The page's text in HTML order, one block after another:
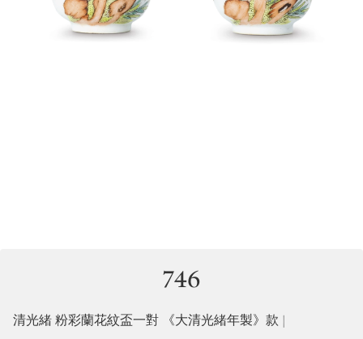
746
清光緒 粉彩蘭花紋盃一對 《大清光緒年製》款 |